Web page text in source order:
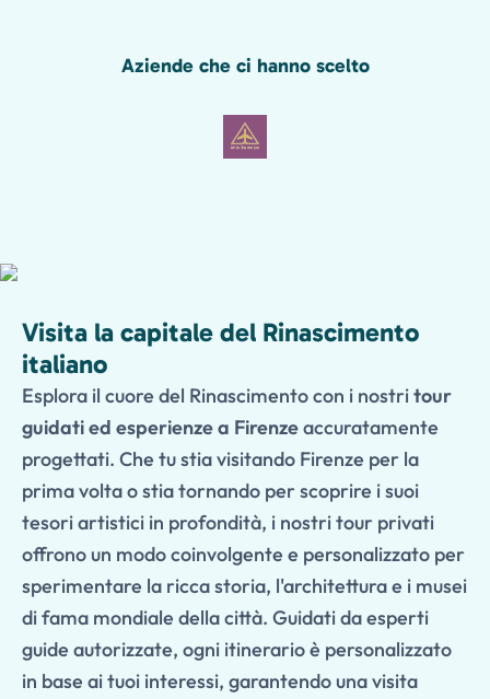
Aziende che ci hanno scelto
Visita la capitale del Rinascimento
italiano
Esplora il cuore del Rinascimento con i nostritour
guidati ed esperienze a Firenzeaccuratamente
progettati. Che tu stia visitando Firenze per la
prima volta o stia tornando per scoprire i suoi
tesori artistici in profondità, i nostri tour privati
offrono un modo coinvolgente e personalizzato per
sperimentare la ricca storia, l'architettura e i musei
di fama mondiale della città. Guidati da esperti
guide autorizzate, ogni itinerario è personalizzato
in base ai tuoi interessi, garantendo una visita